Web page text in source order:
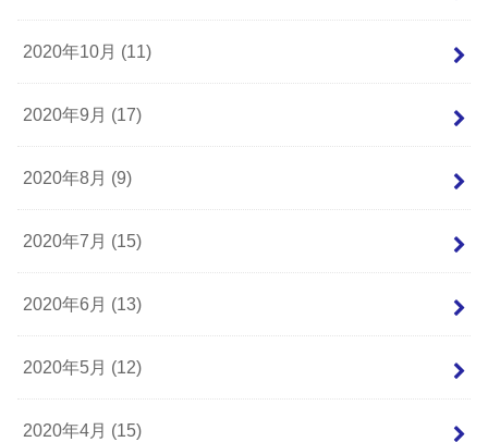
2020年10月 (11)
2020年9月 (17)
2020年8月 (9)
2020年7月 (15)
2020年6月 (13)
2020年5月 (12)
2020年4月 (15)